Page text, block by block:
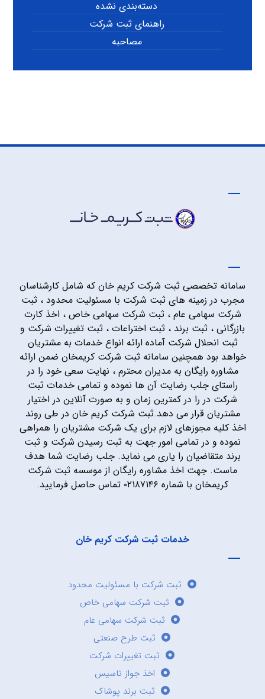
دسته‌بندی نشده
راهنمای ثبت شرکت
مصاحبه
سامانه تخصصی ثبت شرکت کریم خان که شامل کارشناسان
مجرب در زمینه های ثبت شرکت با مسئولیت محدود ، ثبت
شرکت سهامی عام ، ثبت شرکت سهامی خاص ، اخذ کارت
بازرگانی ، ثبت برند ، ثبت اختراعات ، ثبت تغییرات شرکت و
ثبت انحلال شرکت آماده ارائه انواع خدمات به مشتریان
خواهد بود همچنین سامانه ثبت شرکت کریمخان ضمن ارائه
مشاوره رایگان به مدیران محترم ، نهایت سعی خود را در
راستای جلب رضایت آن ها نموده و تمامی خدمات ثبت
شرکت در را در کمترین زمان و به صورت آنلاین در اختیار
مشتریان قرار می دهد.ثبت شرکت کریم خان در طی روند
اخذ کلیه مجوزهای لازم برای یک شرکت مشتریان را همراهی
نموده و در تمامی امور جهت به ثبت رسیدن شرکت و ثبت
برند متقاضیان را یاری می نماید. جلب رضایت شما هدف
ماست. جهت اخذ مشاوره رایگان از موسسه ثبت شرکت
کریمخان با شماره ۰۲۱۸۷۱۴۶ تماس حاصل فرمایید.
خدمات ثبت شرکت کریم خان
ثبت شرکت با مسئولیت محدود
ثبت شرکت سهامی خاص
ثبت شرکت سهامی عام
ثبت طرح صنعتی
ثبت تغییرات شرکت
اخذ جواز تاسیس
ثبت برند پوشاک